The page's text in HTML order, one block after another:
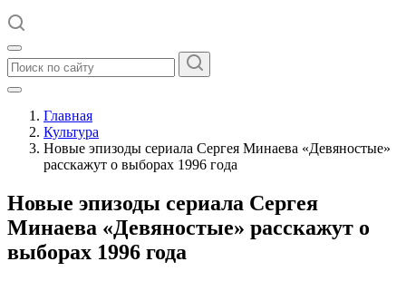
Главная
Культура
Новые эпизоды сериала Сергея Минаева «Девяностые»
расскажут о выборах 1996 года
Новые эпизоды сериала Сергея
Минаева «Девяностые» расскажут о
выборах 1996 года